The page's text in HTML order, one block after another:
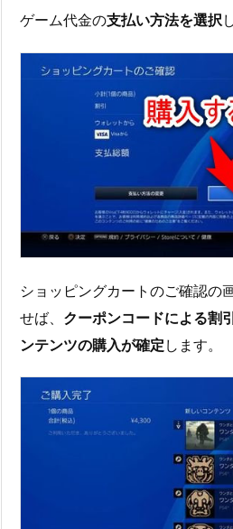
ゲーム代金の支払い方法を選択
ショッピングカートのご確認の
せば、 クーポンコードによる割
ンテンツの購入が確定 します。